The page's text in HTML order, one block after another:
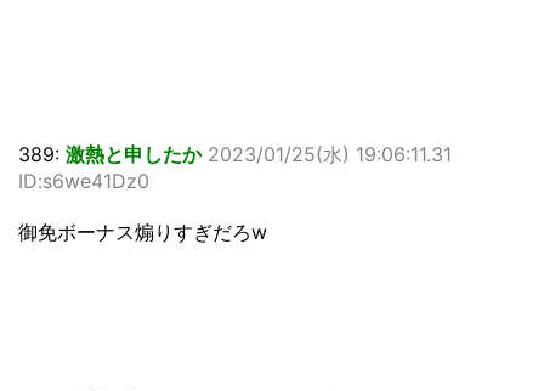
389: 激熱と申したか 2023/01/25(水) 19:06:11.31
ID:s6we41Dz0
御免ボーナス煽りすぎだろw